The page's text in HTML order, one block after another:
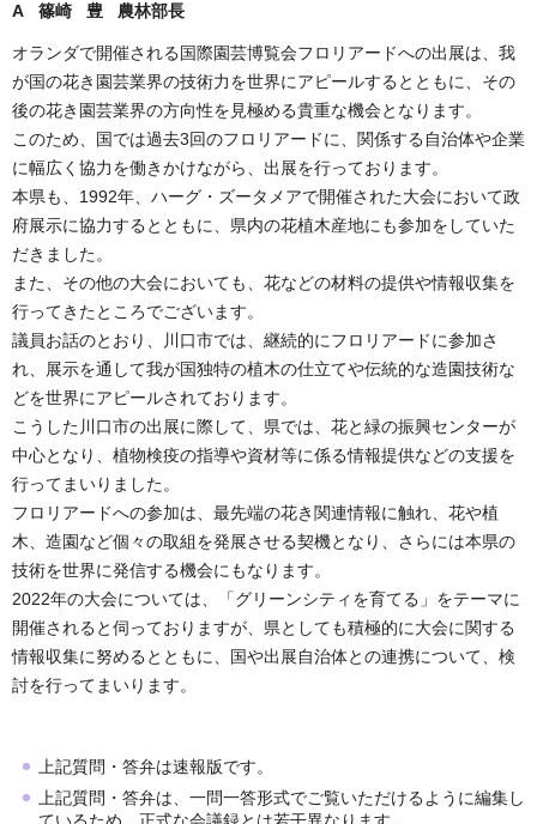
A 篠崎 豊 農林部長
オランダで開催される国際園芸博覧会フロリアードへの出展は、我
が国の花き園芸業界の技術力を世界にアピールするとともに、その
後の花き園芸業界の方向性を見極める貴重な機会となります。
このため、国では過去3回のフロリアードに、関係する自治体や企業
に幅広く協力を働きかけながら、出展を行っております。
本県も、1992年、ハーグ・ズータメアで開催された大会において政
府展示に協力するとともに、県内の花植木産地にも参加をしていた
だきました。
また、その他の大会においても、花などの材料の提供や情報収集を
行ってきたところでございます。
議員お話のとおり、川口市では、継続的にフロリアードに参加さ
れ、展示を通して我が国独特の植木の仕立てや伝統的な造園技術な
どを世界にアピールされております。
こうした川口市の出展に際して、県では、花と緑の振興センターが
中心となり、植物検疫の指導や資材等に係る情報提供などの支援を
行ってまいりました。
フロリアードへの参加は、最先端の花き関連情報に触れ、花や植
木、造園など個々の取組を発展させる契機となり、さらには本県の
技術を世界に発信する機会にもなります。
2022年の大会については、「グリーンシティを育てる」をテーマに
開催されると伺っておりますが、県としても積極的に大会に関する
情報収集に努めるとともに、国や出展自治体との連携について、検
討を行ってまいります。
上記質問・答弁は速報版です。
上記質問・答弁は、一問一答形式でご覧いただけるように編集し
ているため、正式な会議録とは若干異なります。